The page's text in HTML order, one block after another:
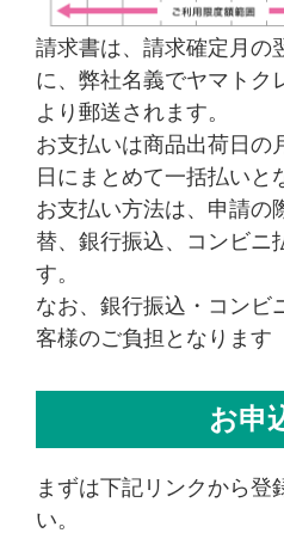
請求書は、請求確定月の
に、弊社名義でヤマトク
より郵送されます。
お支払いは商品出荷日の
日にまとめて一括払いと
お支払い方法は、申請の
替、銀行振込、コンビニ
す。
なお、銀行振込・コンビ
客様のご負担となります
お申
まずは下記リンクから登
い。